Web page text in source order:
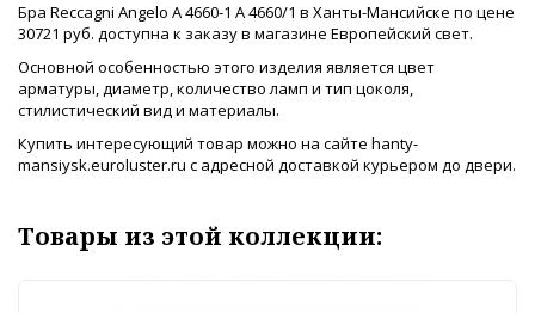
Бра Reccagni Angelo A 4660-1 A 4660/1 в Ханты-Мансийске по цене
30721 руб. доступна к заказу в магазине Европейский свет.
Основной особенностью этого изделия является цвет
арматуры, диаметр, количество ламп и тип цоколя,
стилистический вид и материалы.
Купить интересующий товар можно на сайте hanty-
mansiysk.euroluster.ru с адресной доставкой курьером до двери.
Товары из этой коллекции: